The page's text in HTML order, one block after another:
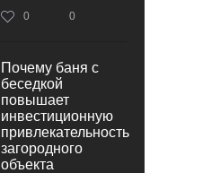
0 0
Почему баня с
беседкой
повышает
инвестиционную
привлекательность
загородного
объекта